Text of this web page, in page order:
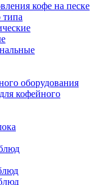
кофе на песке
типа
оборудования
кофейного